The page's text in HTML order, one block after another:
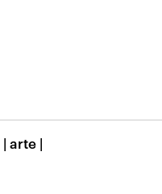
| arte |